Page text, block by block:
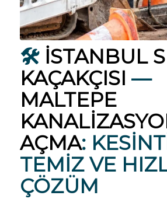
🛠️ İSTANBUL
KAÇAKÇISI —
MALTEPE
AÇMA:
TEMIZ VE
ÇÖZÜM